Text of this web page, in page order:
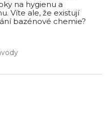
na hygienu a
Víte ale, že existují
bazénové chemie?